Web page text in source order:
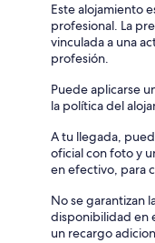
Este alojamiento
profesional. La
vinculada a una
profesión.
Puede aplicarse
la política del
A tu llegada,
oficial con foto y
en efectivo, para
No se garantizan
disponibilidad en
un recargo